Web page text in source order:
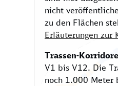
nicht
zu den Flächen
Erläuterungen zur
Trassen-Korridore
V1 bis V12. Die
noch 1.000 Meter